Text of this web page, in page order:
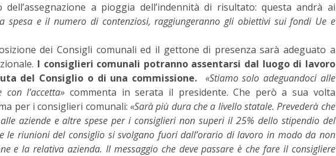
a pioggia dell’indennità di risultato: questa andrà ai
spesa e il numero di contenziosi, raggiungeranno gli obiettivi sui fondi Ue e
dei Consigli comunali ed il gettone di presenza sarà adeguato a
I consiglieri comunali potranno assentarsi dal luogo di lavoro
del Consiglio o di una commissione.
«Stiamo solo adeguandoci alle
l’accetta» commenta in serata il presidente. Che però a sua volta
per i consiglieri comunali:«Sarà più dura che a livello statale. Prevederà che
aziende e altre spese per i consiglieri non superi il 25% dello stipendio del
le riunioni del consiglio si svolgano fuori dall’orario di lavoro in modo da non
e la relativa azienda. Il messaggio che deve passare è che fare il consigliere